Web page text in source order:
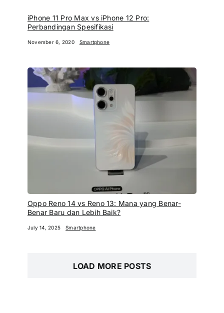
iPhone 11 Pro Max vs iPhone 12 Pro:
Perbandingan Spesifikasi
November 6, 2020 Smartphone
Oppo Reno 14 vs Reno 13: Mana yang Benar-
Benar Baru dan Lebih Baik?
July 14, 2025 Smartphone
LOAD MORE POSTS